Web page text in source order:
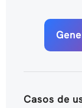
Casos de